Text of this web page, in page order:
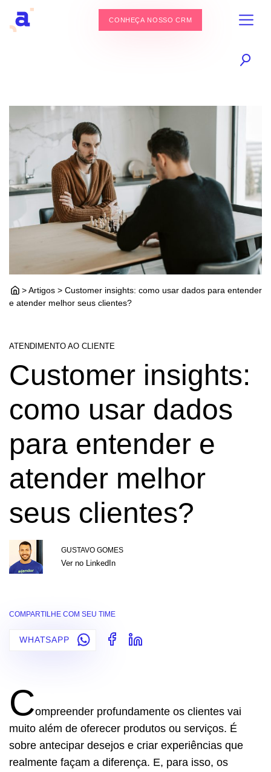
CONHEÇA NOSSO CRM
> Artigos > Customer insights: como usar dados para entender
e atender melhor seus clientes?
ATENDIMENTO AO CLIENTE
Customer insights:
como usar dados
para entender e
atender melhor
seus clientes?
GUSTAVO GOMES
Ver no LinkedIn
COMPARTILHE COM SEU TIME
WHATSAPP
Compreender profundamente os clientes vai
muito além de oferecer produtos ou serviços. É
sobre antecipar desejos e criar experiências que
realmente façam a diferença. E, para isso, os